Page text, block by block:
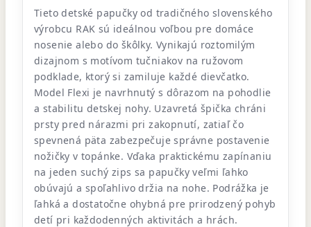
Tieto detské papučky od tradičného slovenského
výrobcu RAK sú ideálnou voľbou pre domáce
nosenie alebo do škôlky. Vynikajú roztomilým
dizajnom s motívom tučniakov na ružovom
podklade, ktorý si zamiluje každé dievčatko.
Model Flexi je navrhnutý s dôrazom na pohodlie
a stabilitu detskej nohy. Uzavretá špička chráni
prsty pred nárazmi pri zakopnutí, zatiaľ čo
spevnená päta zabezpečuje správne postavenie
nožičky v topánke. Vďaka praktickému zapínaniu
na jeden suchý zips sa papučky veľmi ľahko
obúvajú a spoľahlivo držia na nohe. Podrážka je
ľahká a dostatočne ohybná pre prirodzený pohyb
detí pri každodenných aktivitách a hrách.